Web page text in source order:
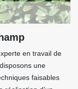
en travail de
une
faisables